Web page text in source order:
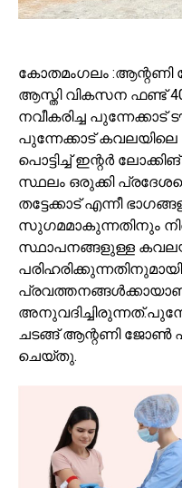
കോതമംഗലം
ആസ്തി വികസന ഫണ്ട്‌
നവീകരിച്ച പുന്നേക്കാട്
പുന്നേക്കാട്
പൊട്ടിച്ച് ഇന്റർ
സ്ഥലം ഒരുക്കി
തട്ടേക്കാട്‌ എന്നീ
സുഗമമാകുന്നതിനും
സ്ഥാപനങ്ങളുള്ള
ചടങ്ങ് ആന്റണി ജോൺ
ചെയ്തു.